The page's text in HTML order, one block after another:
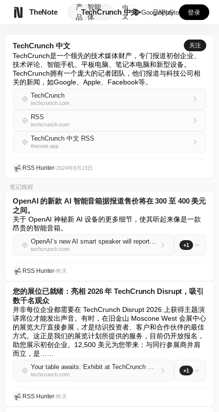
TheNote
产
品
智能
体
TechCrunch 中文
中
文
GooglePlay
AppStore 登录
TechCrunch 中文 关注
TechCrunch是一个领先的技术媒体财产，专门报道初创企业、
技术评论、智能手机、平板电脑、笔记本电脑和新型设备。
TechCrunch拥有一个庞大的记者团队，他们报道与科技公司相
关的新闻，如Google、Apple、Facebook等。
TechCrunch
techcrunch.com
RSS
techcrunch.com
TechCrunch 中文 RSS
thenote.app
RSS Hunter•2024年8月23日
笔记线程
OpenAI 的新款 AI 智能音箱据报道售价将在 300 至 400 美元
之间。
关于 OpenAI 神秘新 AI 设备的更多细节，使其听起来像是一款
昂贵的智能音箱。
OpenAI’s new AI smart speaker will reportedly sell for between $300-$400
techcrunch.com
+1
RSS Hunter•昨天
您的展位已就绪：亮相 2026 年 TechCrunch Disrupt，吸引
数千名观众
并非每位企业都需要在 TechCrunch Disrupt 2026 上获得主题演
讲席位才能发出声音。有时，在旧金山 Moscone West 会展中心
的展览大厅直接参展，才是结识投资者、客户和合作伙伴的最佳
方式。这正是我们的展览计划所提供的服务，目前仍开放报名，
助您展示初创企业。12,500 美元为您带来：与同行参展商并肩
而立，是……
Your table awaits: Exhibit at TechCrunch Disrupt 2026 to be seen by thousands
techcrunch.com
+1
RSS Hunter•昨天